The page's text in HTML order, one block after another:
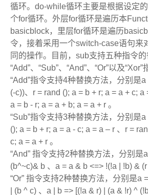
循环。 do-while循环主要是根据设定的
个for循环。外层for循环是遍历本
basicblock，里层for循环是遍历
令，接着采用一个switch-case语句来
同的操作。目前， sub支持五种指令
“Add”、 “Sub”、 “And”、 “Or”以及“Xor”
“Add”指令支持4种替换方法，分别是a
(-c))、 r = rand (); a = b + r; a = a + c; a
a = b - r; a = a + b; a = a + r 。
“Sub”指令支持3种替换方法，分别是a
(); a = b + r; a = a - c; a = a – r 、 r =
c; a = a + r 。
“And” 指令支持2种替换方法，分别是
(b^~c)& b 、 a = a & b <=> !(!a | !b) &
“Or” 指令支持2种替换方法，分别是a
| (b ^ c) 、 a | b => [(!a & r) | (a & !r) ^